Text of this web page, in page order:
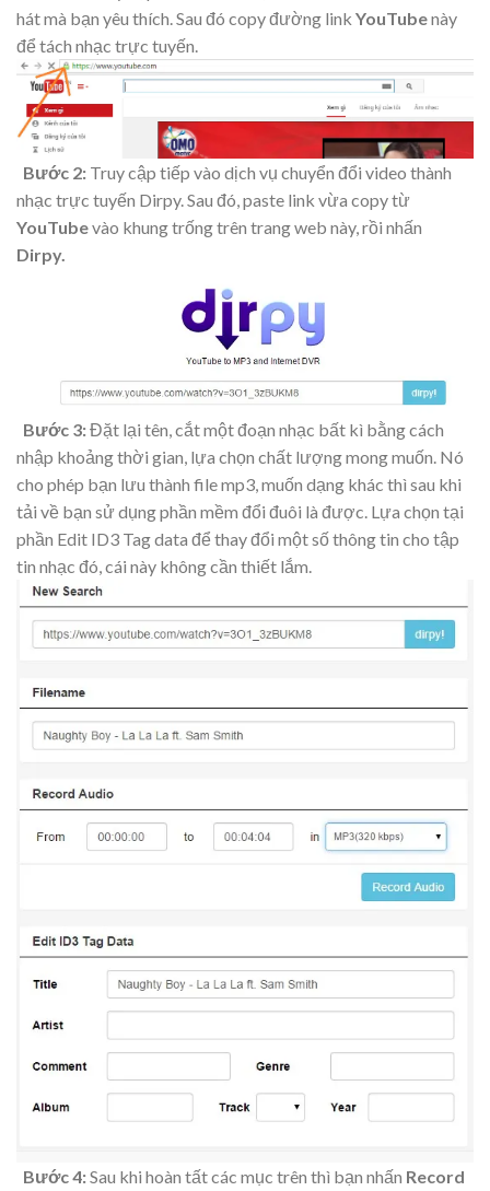
hát mà bạn yêu thích. Sau đó copy đường link YouTubenày
để tách nhạc trực tuyến.
Bước 2: Truy cập tiếp vào dịch vụ chuyển đổi video thành
nhạc trực tuyến Dirpy. Sau đó, paste link vừa copy từ
YouTubevào khung trống trên trang web này, rồi nhấn
Dirpy.
Bước 3:Đặt lại tên, cắt một đoạn nhạc bất kì bằng cách
nhập khoảng thời gian, lựa chọn chất lượng mong muốn. Nó
cho phép bạn lưu thành file mp3, muốn dạng khác thì sau khi
tải về bạn sử dụng phần mềm đổi đuôi là được. Lựa chọn tại
phần Edit ID3 Tag data để thay đổi một số thông tin cho tập
tin nhạc đó, cái này không cần thiết lắm.
Bước 4:Sau khi hoàn tất các mục trên thì bạn nhấn Record